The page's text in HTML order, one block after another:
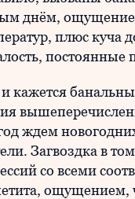
днём,
плюс куча
кажется
ждем
Загвоздка в
со всеми
ощущением,